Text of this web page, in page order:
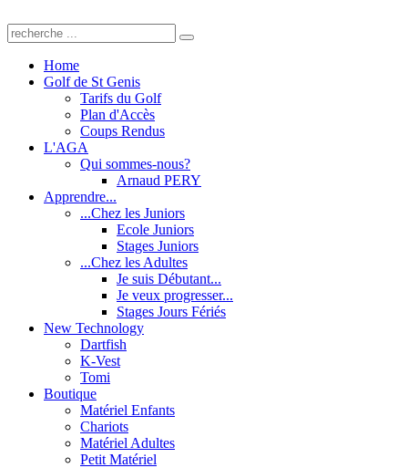
Home
Golf de St Genis
Tarifs du Golf
Plan d'Accès
Coups Rendus
L'AGA
Qui sommes-nous?
Arnaud PERY
Apprendre...
...Chez les Juniors
Ecole Juniors
Stages Juniors
...Chez les Adultes
Je suis Débutant...
Je veux progresser...
Stages Jours Fériés
New Technology
Dartfish
K-Vest
Tomi
Boutique
Matériel Enfants
Chariots
Matériel Adultes
Petit Matériel